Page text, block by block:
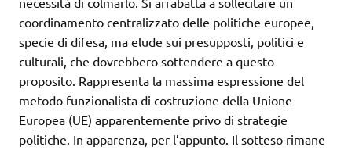
coordinamento centralizzato delle politiche europee,
specie di difesa, ma elude sui presupposti, politici e
culturali, che dovrebbero sottendere a questo
proposito. Rappresenta la massima espressione del
metodo funzionalista di costruzione della Unione
Europea (UE) apparentemente privo di strategie
politiche. In apparenza, per l’appunto. Il sotteso rimane